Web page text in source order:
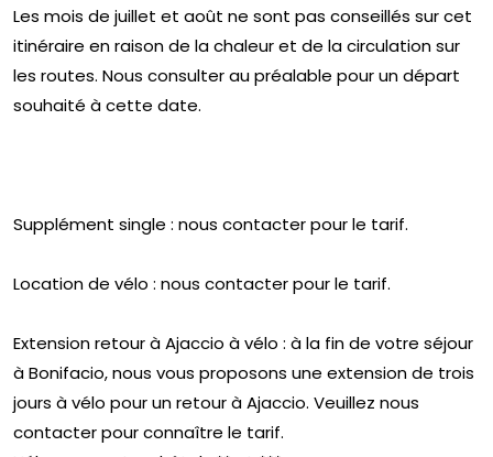
Les mois de juillet et août ne sont pas conseillés sur cet
itinéraire en raison de la chaleur et de la circulation sur
les routes. Nous consulter au préalable pour un départ
souhaité à cette date.
Supplément single : nous contacter pour le tarif.
Location de vélo : nous contacter pour le tarif.
Extension retour à Ajaccio à vélo : à la fin de votre séjour
à Bonifacio, nous vous proposons une extension de trois
jours à vélo pour un retour à Ajaccio. Veuillez nous
contacter pour connaître le tarif.